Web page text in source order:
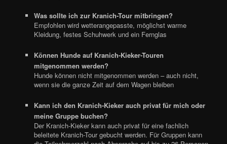
Was sollte ich zur Kranich-Tour mitbringen?
Empfohlen wird wetterangepasste, möglichst warme
Kleidung, festes Schuhwerk und ein Fernglas
Können Hunde auf Kranich-Kieker-Touren
mitgenommen werden?
Hunde können nicht mitgenommen werden – auch nicht,
wenn sie die ganze Zeit auf dem Wagen bleiben
Kann ich den Kranich-Kieker auch privat für mich oder
meine Gruppe buchen?
Der Kranich-Kieker kann auch privat für eine fachlich
beleitete Kranich-Tour gebucht werden. Für Gruppen kann